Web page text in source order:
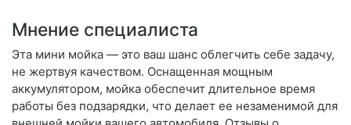
Мнение специалиста
Эта мини мойка — это ваш шанс облегчить себе задачу,
не жертвуя качеством. Оснащенная мощным
аккумулятором, мойка обеспечит длительное время
работы без подзарядки, что делает ее незаменимой для